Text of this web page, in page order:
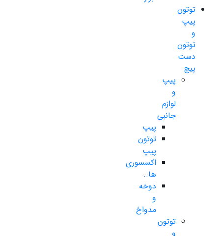
توتون
پیپ
و
توتون
دست
پیچ
پیپ
و
لوازم
جانبی
پیپ
توتون
پیپ
اکسسوری
ها..
دوخه
و
مدواخ
توتون
و